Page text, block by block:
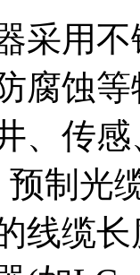
采用
腐蚀
、传
制光
线缆